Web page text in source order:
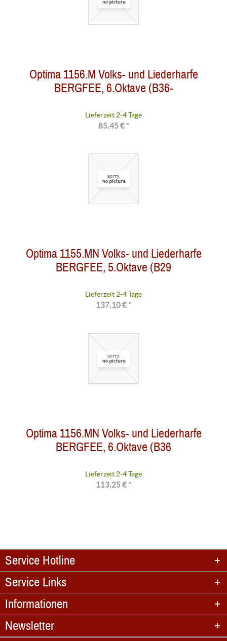
Optima 1156.M Volks- und Liederharfe
BERGFEE, 6.Oktave (B36-
Lieferzeit 2-4 Tage
85,45 € *
Optima 1155.MN Volks- und Liederharfe
BERGFEE, 5.Oktave (B29
Lieferzeit 2-4 Tage
137,10 € *
Optima 1156.MN Volks- und Liederharfe
BERGFEE, 6.Oktave (B36
Lieferzeit 2-4 Tage
113,25 € *
Service Hotline
Service Links
Informationen
Newsletter